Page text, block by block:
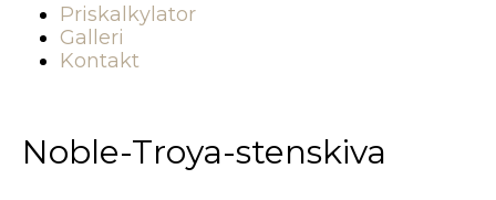
Priskalkylator
Galleri
Kontakt
Noble-Troya-stenskiva